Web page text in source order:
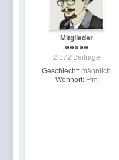
Mitglieder
2.172 Beiträge
Geschlecht: männlich
Wohnort: Ffm